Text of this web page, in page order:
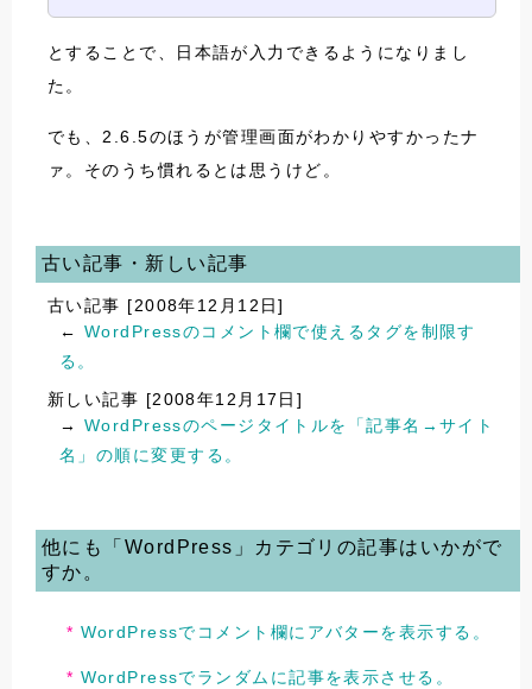
とすることで、日本語が入力できるようになりまし
た。
でも、2.6.5のほうが管理画面がわかりやすかったナ
ァ。そのうち慣れるとは思うけど。
古い記事・新しい記事
古い記事 [2008年12月12日]
← WordPressのコメント欄で使えるタグを制限す
る。
新しい記事 [2008年12月17日]
→ WordPressのページタイトルを「記事名→サイト
名」の順に変更する。
他にも「WordPress」カテゴリの記事はいかがで
すか。
WordPressでコメント欄にアバターを表示する。
WordPressでランダムに記事を表示させる。